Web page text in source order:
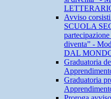
Avviso
SCUOLA
diventa” -
DAL
Graduatoria
Graduatoria